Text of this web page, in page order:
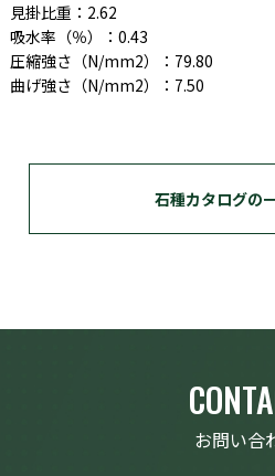
見掛比重：2.62
吸水率（％）：0.43
圧縮強さ（N/mm2）：79.80
曲げ強さ（N/mm2）：7.50
石種カタログの
お問い合